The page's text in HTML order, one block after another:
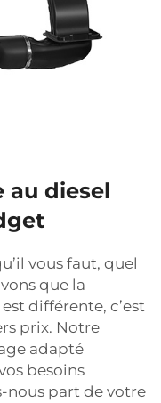
au diesel
vous faut, quel
que la
différente, c’est
prix. Notre
adapté
besoins
nous part de votre